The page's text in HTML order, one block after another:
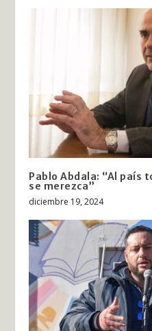
Pablo Abdala: “Al país
se merezca”
diciembre 19, 2024